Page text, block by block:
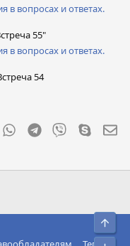
в вопросах и ответах.
55"
в вопросах и ответах.
54
WhatsApp
Telegram
Viber Skype